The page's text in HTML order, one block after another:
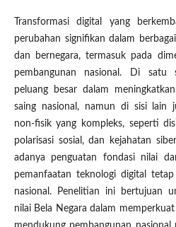
Transformasi digital yang
perubahan signifikan dalam
dan bernegara, termasuk pada
pembangunan nasional. Di satu
peluang besar dalam
saing nasional, namun di sisi lain
non-fisik yang kompleks, seperti
polarisasi sosial, dan kejahatan
adanya penguatan fondasi nilai
pemanfaatan teknologi digital
nasional. Penelitian ini bertujuan
nilai Bela Negara dalam